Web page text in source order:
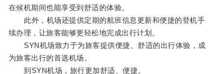
在候机期间也能享受到舒适的体验。
此外，机场还提供定期的航班信息更新和便捷的登机手
续办理，让旅客能够更轻松地完成出行计划。
SYN机场致力于为旅客提供便捷、舒适的出行体验，成
为旅客出行的首选机场。
到SYN机场，旅行更加舒适、便捷。